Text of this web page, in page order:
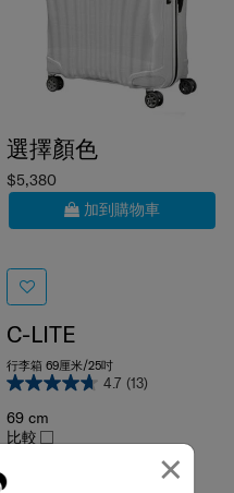
×
選擇顏色
$5,380
加到購物車
C-LITE
行李箱 69厘米/25吋
4.7 (13)
69 cm
比較